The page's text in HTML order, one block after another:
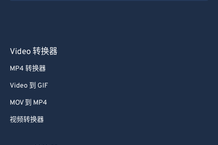
Video 转换器
MP4 转换器
Video 到 GIF
MOV 到 MP4
视频转换器